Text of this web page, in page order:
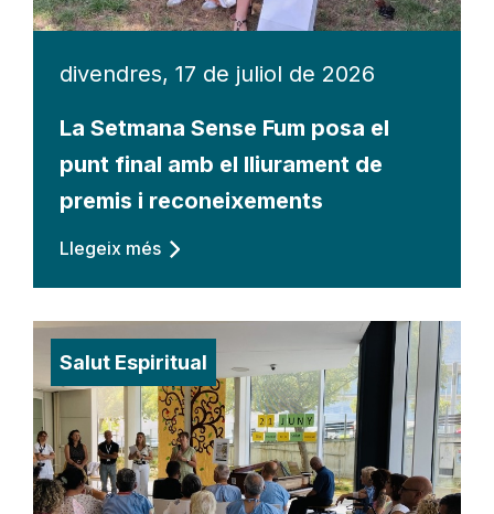
divendres, 17 de juliol de 2026
La Setmana Sense Fum posa el
punt final amb el lliurament de
premis i reconeixements
Llegeix més
Salut Espiritual